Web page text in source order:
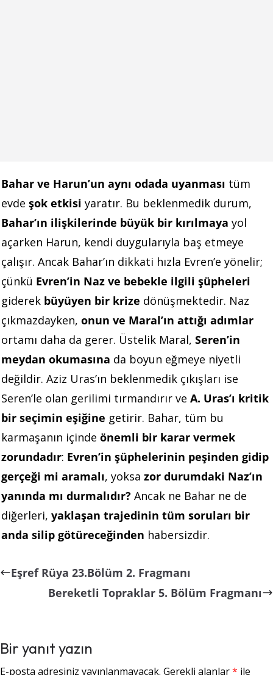
Bahar ve Harun’un aynı odada uyanması tüm
evde şok etkisi yaratır. Bu beklenmedik durum,
Bahar’ın ilişkilerinde büyük bir kırılmaya yol
açarken Harun, kendi duygularıyla baş etmeye
çalışır. Ancak Bahar’ın dikkati hızla Evren’e yönelir;
çünkü Evren’in Naz ve bebekle ilgili şüpheleri
giderek büyüyen bir krize dönüşmektedir. Naz
çıkmazdayken, onun ve Maral’ın attığı adımlar
ortamı daha da gerer. Üstelik Maral, Seren’in
meydan okumasına da boyun eğmeye niyetli
değildir. Aziz Uras’ın beklenmedik çıkışları ise
Seren’le olan gerilimi tırmandırır ve A. Uras’ı kritik
bir seçimin eşiğine getirir. Bahar, tüm bu
karmaşanın içinde önemli bir karar vermek
zorundadır: Evren’in şüphelerinin peşinden gidip
gerçeği mi aramalı, yoksa zor durumdaki Naz’ın
yanında mı durmalıdır? Ancak ne Bahar ne de
diğerleri, yaklaşan trajedinin tüm soruları bir
anda silip götüreceğinden habersizdir.
Eşref Rüya 23.Bölüm 2. Fragmanı
Bereketli Topraklar 5. Bölüm Fragmanı
Bir yanıt yazın
E-posta adresiniz yayınlanmayacak. Gerekli alanlar* ile